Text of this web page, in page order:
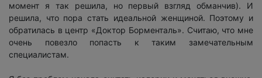
момент я так решила, но первый взгляд обманчив). И
решила, что пора стать идеальной женщиной. Поэтому и
обратилась в центр «Доктор Борменталь». Считаю, что мне
очень повезло попасть к таким замечательным
специалистам.